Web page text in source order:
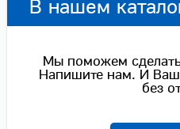
В нашем
Мы поможем
Напишите нам. И Ваш
без